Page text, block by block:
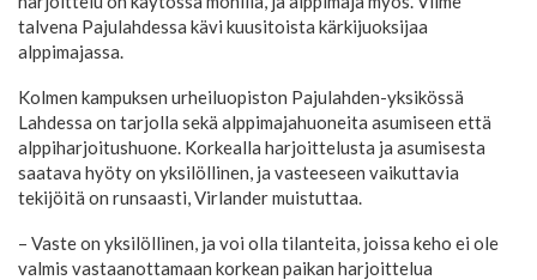
talvena Pajulahdessa kävi kuusitoista kärkijuoksijaa
alppimajassa.
Kolmen kampuksen urheiluopiston Pajulahden-yksikössä
Lahdessa on tarjolla sekä alppimajahuoneita asumiseen että
alppiharjoitushuone. Korkealla harjoittelusta ja asumisesta
saatava hyöty on yksilöllinen, ja vasteeseen vaikuttavia
tekijöitä on runsaasti, Virlander muistuttaa.
– Vaste on yksilöllinen, ja voi olla tilanteita, joissa keho ei ole
valmis vastaanottamaan korkean paikan harjoittelua